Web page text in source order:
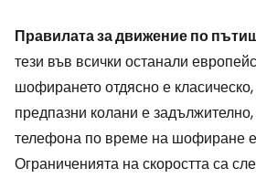
Правилата за движение по
тези във всички останали
шофирането отдясно е
предпазни колани е
телефона по време на шофиране
Ограниченията на скоростта са